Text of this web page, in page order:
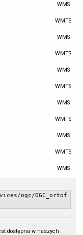
WMS
WMTS
WMS
WMTS
WMS
WMTS
WMS
WMTS
WMS
WMTS
WMS
ogc/OGC_ortof
dostępna w naszych